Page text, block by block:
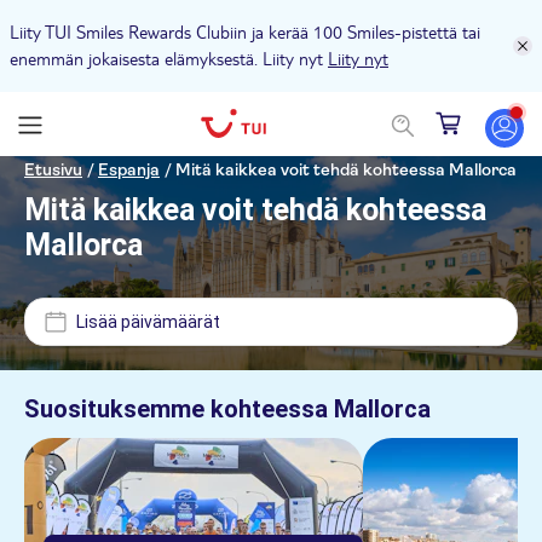
Liity TUI Smiles Rewards Clubiin ja kerää 100 Smiles-pistettä tai
enemmän jokaisesta elämyksestä. Liity nyt Liity nyt
Etusivu /Espanja / Mitä kaikkea voit tehdä kohteessa Mallorca
Mitä kaikkea voit tehdä kohteessa
Mallorca
Lisää päivämäärät
Suosituksemme kohteessa Mallorca
Hinta (per aikuinen)
Min. € Maks. €
Nouto hotellilta
NO-PICKUP
Europa Apartamentos
Hipotels Dunas
Hipotels Flamenco
Lippuvaihtoehdot
Välitön vahvistus
Ilmainen peruutus
E-lippu
Opastettu kierros
Kategoriat
Vesiaktiviteetit
Ulkoiluaktiviteetit
Retket
Veneet
Liput ja tapahtumat
Aktiviteetin kieli
English